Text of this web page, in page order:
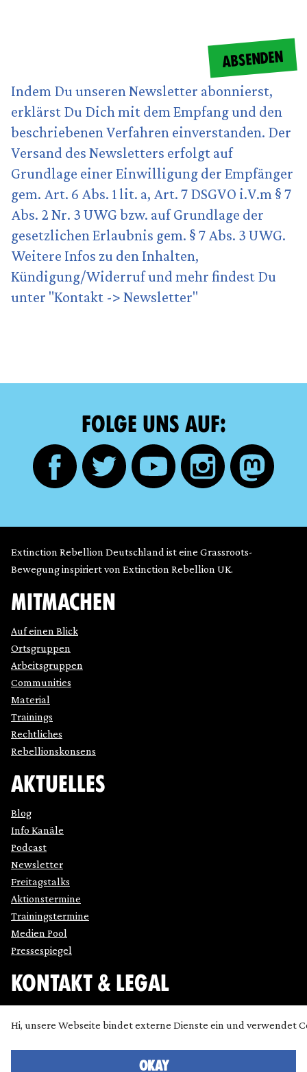
ABSENDEN
Indem Du unseren Newsletter abonnierst,
erklärst Du Dich mit dem Empfang und den
beschriebenen Verfahren einverstanden. Der
Versand des Newsletters erfolgt auf
Grundlage einer Einwilligung der Empfänger
gem. Art. 6 Abs. 1 lit. a, Art. 7 DSGVO i.V.m § 7
Abs. 2 Nr. 3 UWG bzw. auf Grundlage der
gesetzlichen Erlaubnis gem. § 7 Abs. 3 UWG.
Weitere Infos zu den Inhalten,
Kündigung/Widerruf und mehr findest Du
unter "Kontakt -> Newsletter"
FOLGE UNS AUF:
Extinction Rebellion Deutschland ist eine Grassroots-
Bewegung inspiriert von Extinction Rebellion UK.
MITMACHEN
Auf einen Blick
Ortsgruppen
Arbeitsgruppen
Communities
Material
Trainings
Rechtliches
Rebellionskonsens
AKTUELLES
Blog
Info Kanäle
Podcast
Newsletter
Freitagstalks
Aktionstermine
Trainingstermine
Medien Pool
Pressespiegel
KONTAKT & LEGAL
Datenschutz
Hi, unsere Webseite bindet externe Dienste ein und verwendet
OKAY